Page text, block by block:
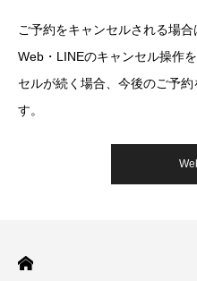
ご予約をキャンセルされる場
Web・LINEのキャンセル操作
セルが続く場合、今後のご予
す。